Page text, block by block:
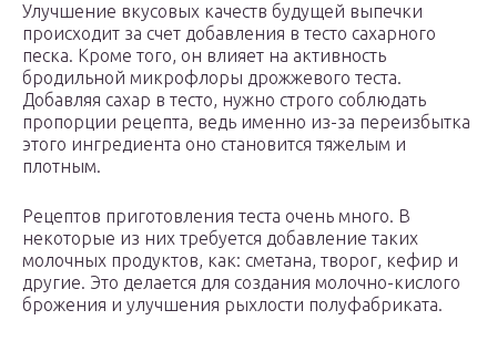
Улучшение вкусовых качеств будущей выпечки
происходит за счет добавления в тесто сахарного
песка. Кроме того, он влияет на активность
бродильной микрофлоры дрожжевого теста.
Добавляя сахар в тесто, нужно строго соблюдать
пропорции рецепта, ведь именно из-за переизбытка
этого ингредиента оно становится тяжелым и
плотным.
Рецептов приготовления теста очень много. В
некоторые из них требуется добавление таких
молочных продуктов, как: сметана, творог, кефир и
другие. Это делается для создания молочно-кислого
брожения и улучшения рыхлости полуфабриката.